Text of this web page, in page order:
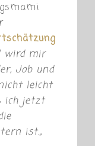
wird mir
Job und
leicht
ich jetzt
ist.„